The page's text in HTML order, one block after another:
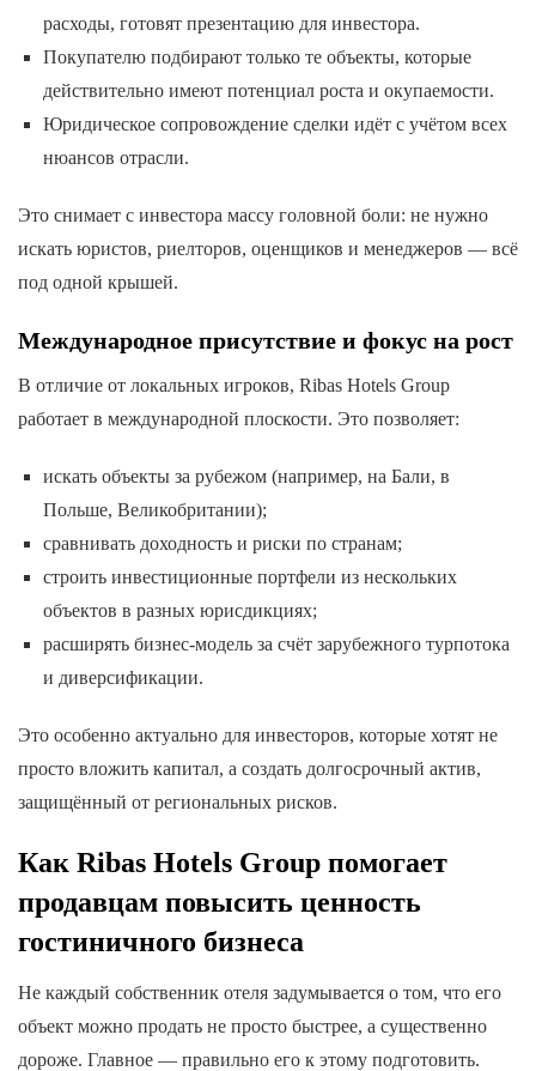
расходы, готовят презентацию для инвестора.
Покупателю подбирают только те объекты, которые
действительно имеют потенциал роста и окупаемости.
Юридическое сопровождение сделки идёт с учётом всех
нюансов отрасли.
Это снимает с инвестора массу головной боли: не нужно
искать юристов, риелторов, оценщиков и менеджеров — всё
под одной крышей.
Международное присутствие и фокус на рост
В отличие от локальных игроков, Ribas Hotels Group
работает в международной плоскости. Это позволяет:
искать объекты за рубежом (например, на Бали, в
Польше, Великобритании);
сравнивать доходность и риски по странам;
строить инвестиционные портфели из нескольких
объектов в разных юрисдикциях;
расширять бизнес-модель за счёт зарубежного турпотока
и диверсификации.
Это особенно актуально для инвесторов, которые хотят не
просто вложить капитал, а создать долгосрочный актив,
защищённый от региональных рисков.
Как Ribas Hotels Group помогает
продавцам повысить ценность
гостиничного бизнеса
Не каждый собственник отеля задумывается о том, что его
объект можно продать не просто быстрее, а существенно
дороже. Главное — правильно его к этому подготовить.